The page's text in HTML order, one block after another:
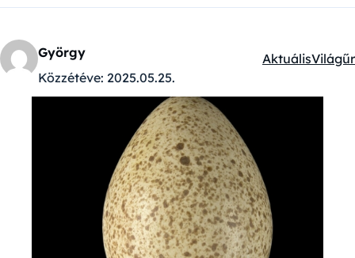
György
Közzétéve: 2025.05.25.
Kategóriák:
AktuálisVilágűr